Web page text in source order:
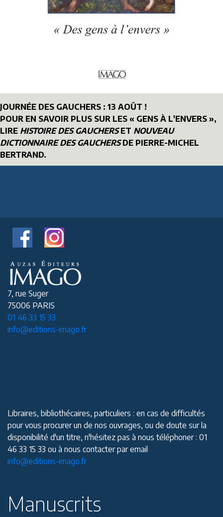
JOURNÉE DES GAUCHERS : 13 AOÛT !
POUR EN SAVOIR PLUS SUR LES « GENS À L'ENVERS »,
LIRE HISTOIRE DES GAUCHERSET NOUVEAU
DICTIONNAIRE DES GAUCHERSDE PIERRE-MICHEL
BERTRAND.
7, rue Suger
75006 PARIS
01 46 33 15 33
info@editions-imago.fr
Libraires, bibliothécaires, particuliers : en cas de difficultés
pour vous procurer un de nos ouvrages, ou de doute sur la
disponibilité d'un titre, n'hésitez pas à nous téléphoner : 01
46 33 15 33 ou à nous contacter par email
info@editions-imago.fr
Manuscrits